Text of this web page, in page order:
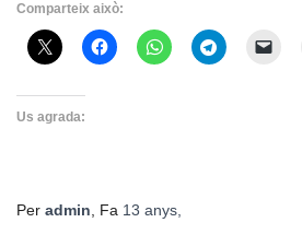
Comparteix això:
Us agrada:
Per admin , Fa 13 anys